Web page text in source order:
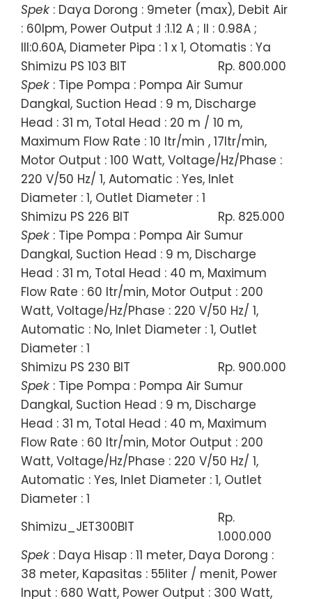
Spek : Daya Dorong : 9meter (max), Debit Air
: 60lpm, Power Output :I :1.12 A ; II : 0.98A ;
III:0.60A, Diameter Pipa : 1 x 1, Otomatis : Ya
Shimizu PS 103 BIT
Rp. 800.000
Spek : Tipe Pompa : Pompa Air Sumur
Dangkal, Suction Head : 9 m, Discharge
Head : 31 m, Total Head : 20 m / 10 m,
Maximum Flow Rate : 10 ltr/min , 17ltr/min,
Motor Output : 100 Watt, Voltage/Hz/Phase :
220 V/50 Hz/ 1, Automatic : Yes, Inlet
Diameter : 1, Outlet Diameter : 1
Shimizu PS 226 BIT
Rp. 825.000
Spek : Tipe Pompa : Pompa Air Sumur
Dangkal, Suction Head : 9 m, Discharge
Head : 31 m, Total Head : 40 m, Maximum
Flow Rate : 60 ltr/min, Motor Output : 200
Watt, Voltage/Hz/Phase : 220 V/50 Hz/ 1,
Automatic : No, Inlet Diameter : 1, Outlet
Diameter : 1
Shimizu PS 230 BIT
Rp. 900.000
Spek : Tipe Pompa : Pompa Air Sumur
Dangkal, Suction Head : 9 m, Discharge
Head : 31 m, Total Head : 40 m, Maximum
Flow Rate : 60 ltr/min, Motor Output : 200
Watt, Voltage/Hz/Phase : 220 V/50 Hz/ 1,
Automatic : Yes, Inlet Diameter : 1, Outlet
Diameter : 1
Shimizu_JET300BIT
Rp.
1.000.000
Spek : Daya Hisap : 11 meter, Daya Dorong :
38 meter, Kapasitas : 55liter / menit, Power
Input : 680 Watt, Power Output : 300 Watt,